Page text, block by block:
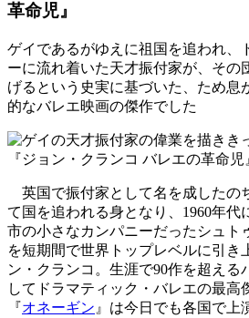
革命児』
ゲイであるがゆえに祖国を追われ、
ーに流れ着いた天才振付家が、その
げるという史実に基づいた、ため息
的なバレエ映画の傑作でした
英国で振付家として名を成したの
て国を追われる身となり、1960年代
市の小さなカンパニーだったシュト
を短期間で世界トップレベルに引き
ン・クランコ。生涯で90作を超える
してドラマティック・バレエの最高
『オネーギン 』は今日でも各国で上